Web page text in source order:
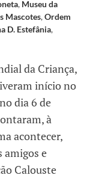
, Museu da
Mascotes,Ordem
D. Estefânia,
da Criança,
início no
dia 6 de
à
acontecer,
amigos e
Calouste